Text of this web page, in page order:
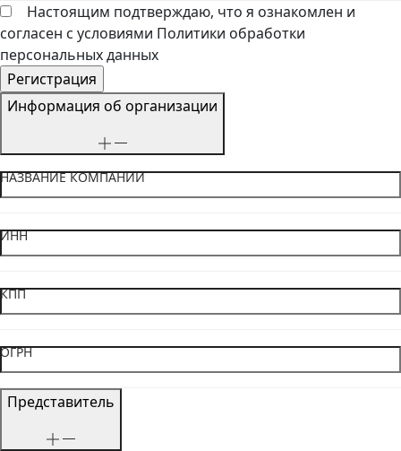
Настоящим подтверждаю, что я ознакомлен и
согласен с условиями Политики обработки
персональных данных
Информация об организации
НАЗВАНИЕ КОМПАНИИ
ИНН
КПП
ОГРН
Представитель